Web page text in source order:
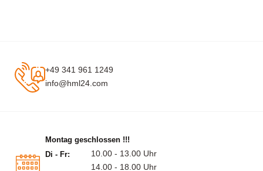
+49 341 961 1249
info@hml24.com
Montag geschlossen !!!
Di - Fr:
10.00 - 13.00 Uhr
14.00 - 18.00 Uhr